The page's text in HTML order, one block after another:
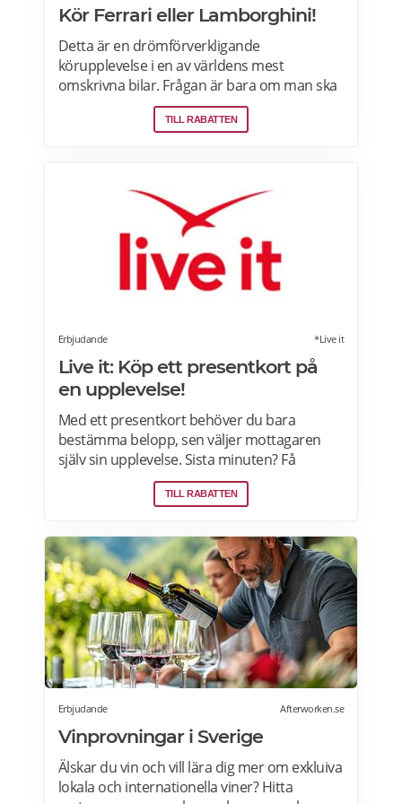
Kör Ferrari eller Lamborghini!
Detta är en drömförverkligande
körupplevelse i en av världens mest
omskrivna bilar. Frågan är bara om man ska
välja Ferrari eller Lamborghini. Upplevelsen
börjar med genomgång av körteknik och
rullar man lycklig iväg på en oförglömlig tur
som sportbilsförare. Läs mer om
erbjudandet i Stockholm, Göteborg, Malmö,
Borås, Gävle, Jönköping, Karlstad, Linköping,
Västerås, Örebro här>>>
TILL RABATTEN
Erbjudande *Live it
Live it: Köp ett presentkort på
en upplevelse!
Med ett presentkort behöver du bara
bestämma belopp, sen väljer mottagaren
själv sin upplevelse. Sista minuten? Få
presentkortet med digital leverans direkt –
perfekt även i sista stund. Live it grundades
upplevelsepresenter i Sverige. Läs mer om
Live it presentkort här>>>
TILL RABATTEN
Erbjudande Afterworken.se
Vinprovningar i Sverige
Älskar du vin och vill lära dig mer om exkluiva
lokala och internationella viner? Hitta